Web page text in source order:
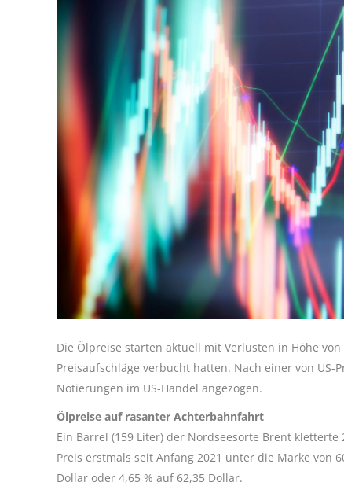
Die Ölpreise starten aktuell mit Verlusten in Höhe
Preisaufschläge verbucht hatten. Nach einer von
Notierungen im US-Handel angezogen.
Ölpreise auf rasanter Achterbahnfahrt
Ein Barrel (159 Liter) der Nordseesorte Brent
Preis erstmals seit Anfang 2021 unter die Marke von
Dollar oder 4,65 % auf 62,35 Dollar.